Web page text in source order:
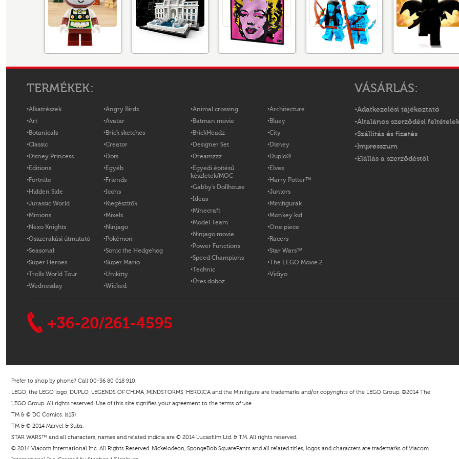
TERMÉKEK:
Alkatrészek
Art
Botanicals
Classic
Disney Princess
Editions
Fortnite
Hidden Side
Jurassic World
Minions
Nexo Knights
Összerakási útmutató
Seasonal
Super Heroes
Trolls World Tour
Wednesday
Angry Birds
Avatar
Brick sketches
Creator
Dots
Egyéb
Friends
Icons
Kiegészítők
Mixels
Ninjago
Pokémon
Sonic the Hedgehog
Super Mario
Unikitty
Wicked
Animal crossing
Batman movie
BrickHeadz
Designer Set
Dreamzzz
Egyedi építésű
készletek/MOC
Gabby's Dollhouse
Ideas
Minecraft
Model Team
Ninjago movie
Power Functions
Speed Champions
Technic
Üres doboz
Architecture
Bluey
City
Disney
Duplo®
Elves
Harry Potter™
Juniors
Minifigurák
Monkey kid
One piece
Racers
Star Wars™
The LEGO Movie 2
Vidiyo
VÁSÁRLÁS:
Adatkezelési tájékoztató
Általános szerződési feltételek
Szállítás és fizetés
Impresszum
Elállás a szerződéstől
+36-20/261-4595
Prefer to shop by phone? Call 00-36 80 018 910.
LEGO, the LEGO logo, DUPLO, LEGENDS OF CHIMA, MINDSTORMS, HEROICA and the Minifigure are trademarks and/or copyrights of the LEGO Group. ©2014 The
LEGO Group. All rights reserved. Use of this site signifies your agreement to the terms of use.
TM & © DC Comics. (s13)
TM & © 2014 Marvel & Subs.
STAR WARS™ and all characters, names and related indicia are © 2014 Lucasfilm Ltd. & TM. All rights reserved.
© 2014 Viacom International Inc. All Rights Reserved. Nickelodeon, SpongeBob SquarePants and all related titles, logos and characters are trademarks of Viacom